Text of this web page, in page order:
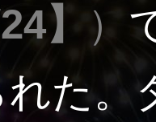
】 ）
た。